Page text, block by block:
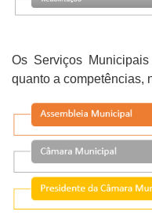
Os Serviços
quanto a competências,